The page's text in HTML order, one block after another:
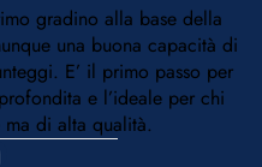
gradino alla base della
una buona capacità di
E’ il primo passo per
e l’ideale per chi
di alta qualità.